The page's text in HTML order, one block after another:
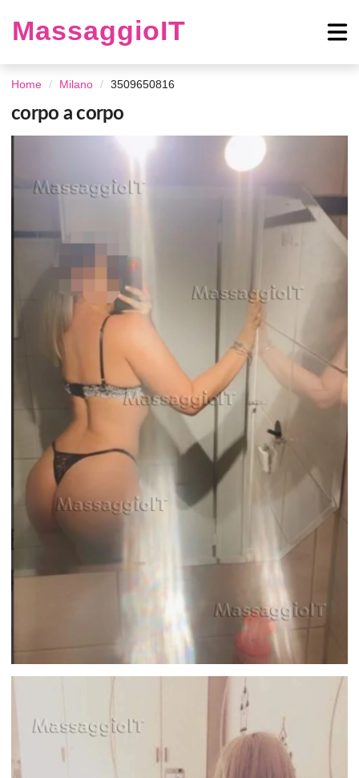
MassaggioIT
Home Milano 3509650816
corpo a corpo